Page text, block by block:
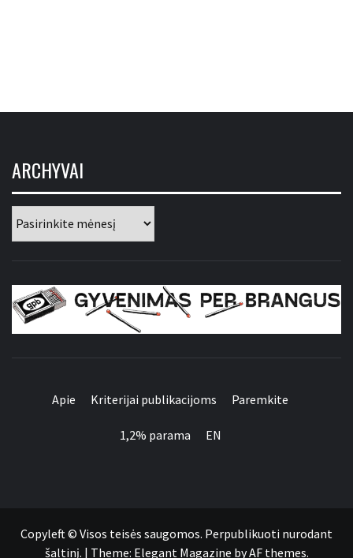
ARCHYVAI
BRANGUS
Apie Kriterijai publikacijoms Paremkite
1,2% parama EN
Copyleft © Visos teisės saugomos. Perpublikuoti nurodant
šaltinį. | Theme: Elegant Magazine byAF themes.